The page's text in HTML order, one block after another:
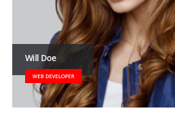
Will Doe
WEB DEVELOPER